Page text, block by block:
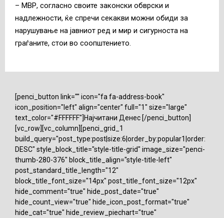
– МВР, согласно своите законски обврски и
надлежности, ќе спречи секакви можни обиди за
нарушување на јавниот ред и мир и сигурноста на
граѓаните, стои во соопштението.
[penci_button link="" icon="fa fa-address-book"
icon_position="left" align="center" full="1" size="large"
text_color="#FFFFFF"]Најчитани Денес [/penci_button]
[vc_row][vc_column][penci_grid_1
build_query="post_type:post|size:6|order_by:popular1|order:
DESC" style_block_title="style-title-grid" image_size="penci-
thumb-280-376" block_title_align="style-title-left"
post_standard_title_length="12"
block_title_font_size="14px" post_title_font_size="12px"
hide_comment="true" hide_post_date="true"
hide_count_view="true" hide_icon_post_format="true"
hide_cat="true" hide_review_piechart="true"